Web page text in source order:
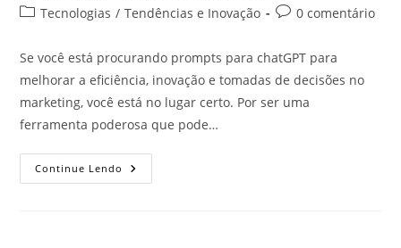
Tecnologias / Tendências e Inovação 0 comentário
Se você está procurando prompts para chatGPT para
melhorar a eficiência, inovação e tomadas de decisões no
marketing, você está no lugar certo. Por ser uma
ferramenta poderosa que pode…
Continue Lendo